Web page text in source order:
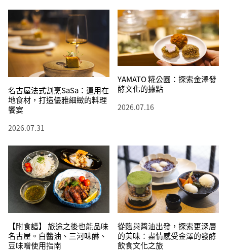
名古屋法式割烹SaSa：運用在
地食材，打造優雅細緻的料理
饗宴
2026.07.31
YAMATO 糀公園：探索金澤發
酵文化的據點
2026.07.16
【附食譜】 旅途之後也能品味
名古屋。白醬油、三河味醂、
豆味噌使用指南
從麴與醬油出發，探索更深層
的美味：盡情感受金澤的發酵
飲食文化之旅